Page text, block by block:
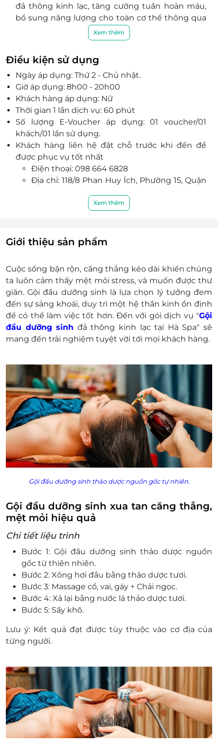
đả thông kinh lạc, tăng cường tuần hoàn máu,
bổ sung năng lượng cho toàn cơ thể thông qua
mao mạch cùng chân tóc.
Sở hữu không gian được thiết kế tinh tế, ấm áp,
hệ thống máy móc, công nghệ tiên tiến, hiện đại
cùng đội ngũ nhân viên tận tâm, chu đáo,
Spa sẽ mang đến sự hài lòng nhất tới mọi khách
hàng.
Xem thêm
Điều kiện sử dụng
Ngày áp dụng: Thứ 2 - Chủ nhật.
Giờ áp dụng: 8h00 - 20h00
Khách hàng áp dụng: Nữ
Thời gian 1 lần dịch vụ: 60 phút
Số lượng E-Voucher áp dụng: 01 voucher/01
khách/01 lần sử dụng.
Khách hàng liên hệ đặt chỗ trước khi đến để
được phục vụ tốt nhất
Điện thoại: 098 664 6828
Địa chỉ: 118/8 Phan Huy Ích, Phường 15, Quận
Một khách hàng được mua nhiều E-Voucher/E-
thành tiền mặt, không trả lại tiền thừa.
Không áp dụng đồng thời với chương trình
Xem thêm
Giới thiệu sản phẩm
Cuộc sống bận rộn, căng thẳng kéo dài khiến chúng
ta luôn cảm thấy mệt mỏi stress, và muốn được thư
giãn. Gội đầu dưỡng sinh là lựa chọn lý tưởng đem
đến sự sảng khoái, duy trì một hệ thần kinh ổn định
để có thể làm việc tốt hơn. Đến với gói dịch vụ "Gội
đầu dưỡng sinh đả thông kinh lạc tại Hà Spa" sẽ
mang đến trải nghiệm tuyệt vời tới mọi khách hàng.
Gội đầu dưỡng sinh thảo dược nguồn gốc tự nhiên.
Gội đầu dưỡng sinh xua tan căng thẳng,
mệt mỏi hiệu quả
Chi tiết liệu trình
Bước 1: Gội đầu dưỡng sinh thảo dược nguồn
gốc từ thiên nhiên.
Bước 2: Xông hơi đầu bằng thảo dược tươi.
Bước 3: Massage cổ, vai, gáy + Chải ngọc.
Bước 4: Xả lại bằng nước lá thảo dược tươi.
Bước 5: Sấy khô.
Lưu ý: Kết quả đạt được tùy thuộc vào cơ địa của
từng người.